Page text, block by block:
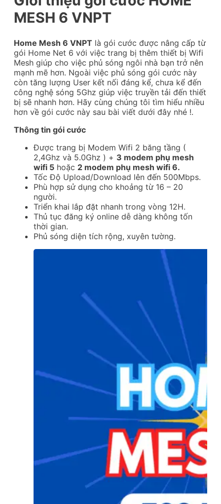
MESH 6 VNPT
Home Mesh 6 VNPT là gói cước được nâng cấp từ
gói Home Net 6 với việc trang bị thêm thiết bị Wifi
Mesh giúp cho việc phủ sóng ngôi nhà bạn trở nên
mạnh mẽ hơn. Ngoài việc phủ sóng gói cước này
còn tăng lượng User kết nối đáng kể, chưa kể đến
công nghệ sóng 5Ghz giúp việc truyền tải đến thiết
bị sẽ nhanh hơn. Hãy cùng chúng tôi tìm hiểu nhiều
hơn về gói cước này sau bài viết dưới đây nhé !.
Thông tin gói cước
Được trang bị Modem Wifi 2 băng tầng (
2,4Ghz và 5.0Ghz ) + 3 modem phụ mesh
wifi 5 hoặc 2 modem phụ mesh wifi 6.
Tốc Độ Upload/Download lên đến 500Mbps.
Phù hợp sử dụng cho khoảng từ 16 – 20
người.
Triển khai lắp đặt nhanh trong vòng 12H.
Thủ tục đăng ký online dễ dàng không tốn
thời gian.
Phủ sóng diện tích rộng, xuyên tường.